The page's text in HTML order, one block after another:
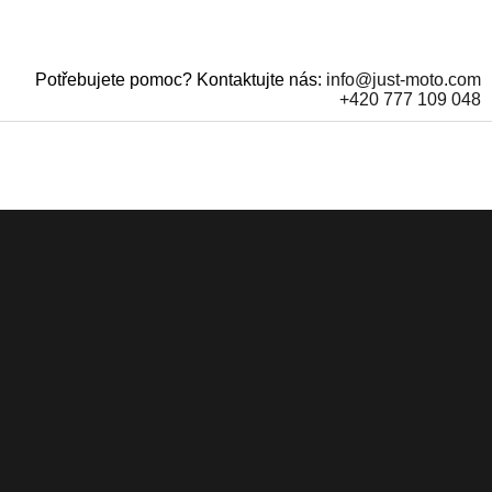
Potřebujete pomoc? Kontaktujte nás: info@just-moto.com
+420 777 109 048